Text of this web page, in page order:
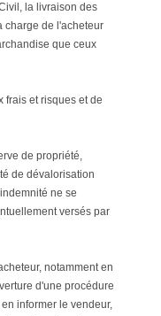
la livraison des
charge de l'acheteur
que ceux
frais et risques et de
de propriété,
de dévalorisation
ne se
versés par
notamment en
d'une procédure
informer le vendeur,